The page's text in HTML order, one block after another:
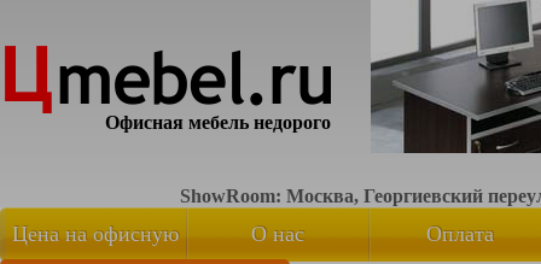
Офисная мебель недорого
ShowRoom: Москва, Георгиевский
Цена на офисную О нас Оплата